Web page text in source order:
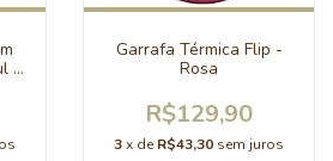
-
Garrafa Térmica Flip -
Rosa
R$129,90
3x de R$43,30 sem juros